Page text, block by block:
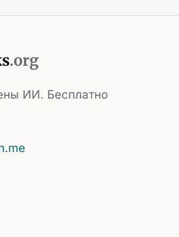
.org
ИИ. Бесплатно